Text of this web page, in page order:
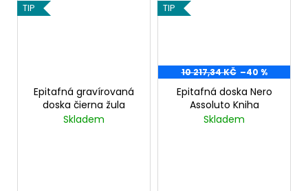
TIP
Epitafná gravírovaná
doska čierna žula
Skladem
TIP
10 217,34 KČ –40 %
Epitafná doska Nero
Assoluto Kniha
Skladem